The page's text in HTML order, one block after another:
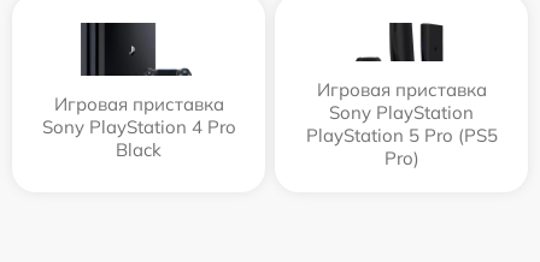
Игровая приставка
Sony PlayStation 4 Pro
Black
Игровая приставка
Sony PlayStation
PlayStation 5 Pro (PS5
Pro)